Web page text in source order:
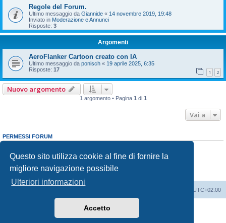
Questo sito utilizza cookie al fine di fornire la
migliore navigazione possibile
Ulteriori informazioni
Accetto
Regole del Forum.
Ultimo messaggio da Giannide « 14 novembre 2019, 19:48
Inviato in Moderazione e Annunci
Risposte: 3
Argomenti
AeroFlanker Cartoon creato con IA
Ultimo messaggio da ponisch « 19 aprile 2025, 6:35
Risposte: 17 1 2
Nuovo argomento
1 argomento • Pagina 1 di 1
Vai a
PERMESSI FORUM
Non puoi
rispondere negli argomenti
Non puoimodificare i tuoi messaggi
Non puoicancellare i tuoi messaggi
Non puoi
inviare allegati
UTC+02:00
phpBB® Forum Software © phpBB Limited
phpBB-Italia.it